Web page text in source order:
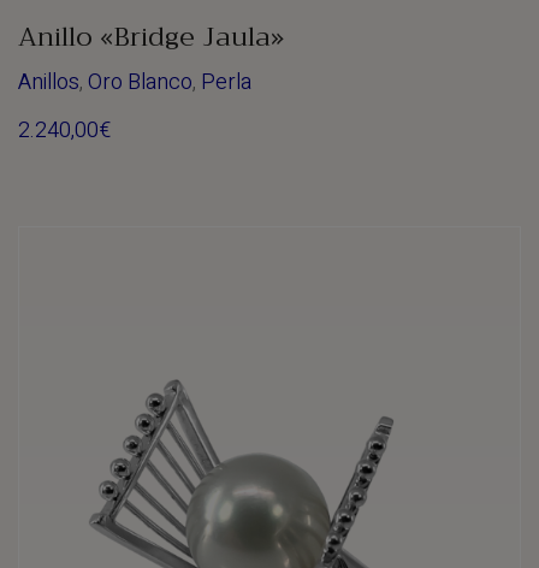
Anillo «Bridge Jaula»
Anillos,Oro Blanco, Perla
2.240,00€